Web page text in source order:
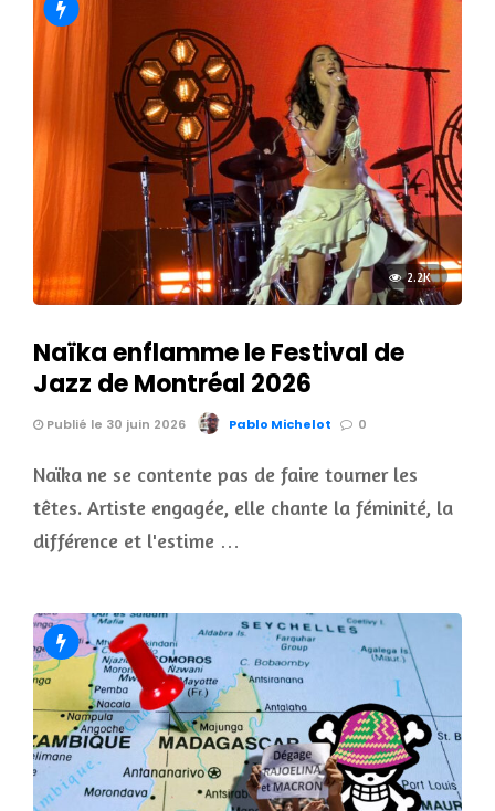
2.2K
Naïka enflamme le Festival de
Jazz de Montréal 2026
Publié le 30 juin 2026 Pablo Michelot 0
Naïka ne se contente pas de faire tourner les
têtes. Artiste engagée, elle chante la féminité, la
différence et l'estime …